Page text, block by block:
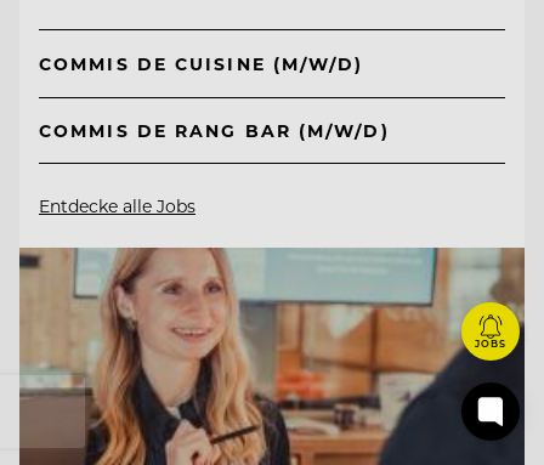
COMMIS DE CUISINE (M/W/D)
COMMIS DE RANG BAR (M/W/D)
Entdecke alle Jobs
JOBS